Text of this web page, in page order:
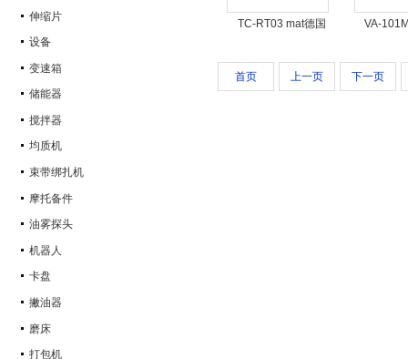
伸缩片
设备
变速箱
储能器
搅拌器
均质机
束带绑扎机
摩托备件
油雾探头
机器人
卡盘
撇油器
磨床
打包机
TC-RT03 mat德国
位板TC
VA-
首页 上一页 下一页